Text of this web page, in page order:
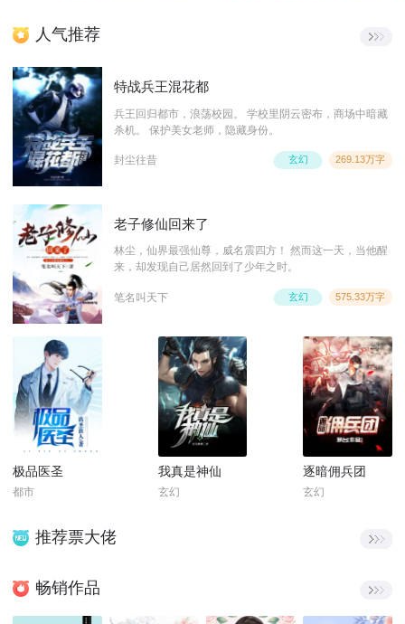
人气推荐
特战兵王混花都
兵王回归都市，浪荡校园。 学校里阴云密布，商场中暗藏
杀机。 保护美女老师，隐藏身份。
封尘往昔 269.13万字
玄幻
老子修仙回来了
林尘，仙界最强仙尊，威名震四方！ 然而这一天，当他醒
来，却发现自己居然回到了少年之时。
笔名叫天下 575.33万字
玄幻
极品医圣
都市
我真是神仙
玄幻
逐暗佣兵团
玄幻
推荐票大佬
畅销作品